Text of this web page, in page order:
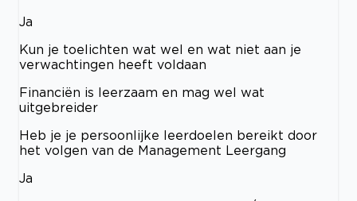
Ja
Kun je toelichten wat wel en wat niet aan je
verwachtingen heeft voldaan
Financiën is leerzaam en mag wel wat
uitgebreider
Heb je je persoonlijke leerdoelen bereikt door
het volgen van de Management Leergang
Ja